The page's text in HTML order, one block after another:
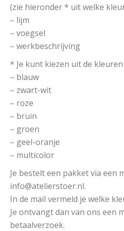
(zie hieronder * uit welke
– lijm
– voegsel
– werkbeschrijving
* Je kunt kiezen uit de kleuren
– blauw
– zwart-wit
– roze
– bruin
– groen
– geel-oranje
– multicolor
Je bestelt een pakket via een
info@atelierstoer.nl.
In de mail vermeld je welke
Je ontvangt dan van ons een
betaalverzoek.